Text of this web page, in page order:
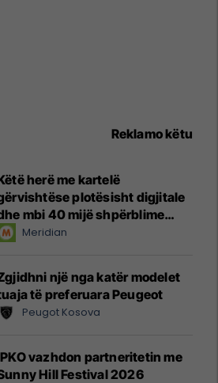
Reklamo këtu
herë me kartelë
plotësisht digjitale
mbi 40 mijë shpërblime
instant!Meridian
një nga katër modelet
të preferuara Peugeot
Peugot Kosova
vazhdon partneritetin me
Hill Festival 2026